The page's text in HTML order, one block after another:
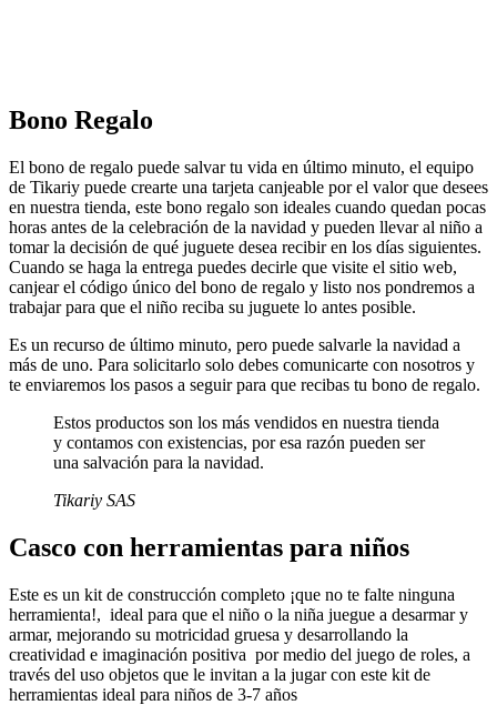
Bono Regalo
El bono de regalo puede salvar tu vida en último minuto, el equipo
de Tikariy puede crearte una tarjeta canjeable por el valor que desees
en nuestra tienda, este bono regalo son ideales cuando quedan pocas
horas antes de la celebración de la navidad y pueden llevar al niño a
tomar la decisión de qué juguete desea recibir en los días siguientes.
Cuando se haga la entrega puedes decirle que visite el sitio web,
canjear el código único del bono de regalo y listo nos pondremos a
trabajar para que el niño reciba su juguete lo antes posible.
Es un recurso de último minuto, pero puede salvarle la navidad a
más de uno. Para solicitarlo solo debes comunicarte con nosotros y
te enviaremos los pasos a seguir para que recibas tu bono de regalo.
Estos productos son los más vendidos en nuestra tienda
y contamos con existencias, por esa razón pueden ser
una salvación para la navidad.
Tikariy SAS
Casco con herramientas para niños
Este es un kit de construcción completo ¡que no te falte ninguna
herramienta!, ideal para que el niño o la niña juegue a desarmar y
armar, mejorando su motricidad gruesa y desarrollando la
creatividad e imaginación positiva por medio del juego de roles, a
través del uso objetos que le invitan a la jugar con este kit de
herramientas ideal para niños de 3-7 años